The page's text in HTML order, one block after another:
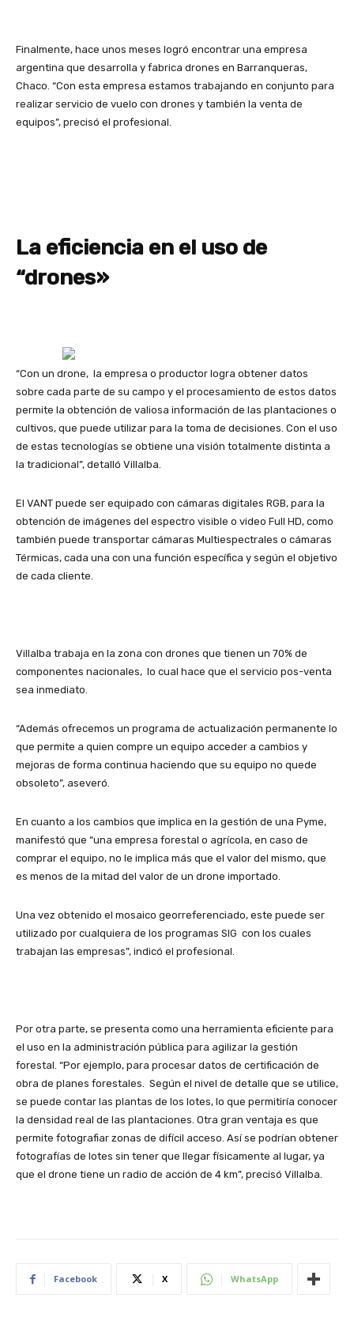
Finalmente, hace unos meses logró encontrar una empresa
argentina que desarrolla y fabrica drones en Barranqueras,
Chaco. “Con esta empresa estamos trabajando en conjunto para
realizar servicio de vuelo con drones y también la venta de
equipos”, precisó el profesional.
La eficiencia en el uso de
“drones»
“Con un drone, la empresa o productor logra obtener datos
sobre cada parte de su campo y el procesamiento de estos datos
permite la obtención de valiosa información de las plantaciones o
cultivos, que puede utilizar para la toma de decisiones. Con el uso
de estas tecnologías se obtiene una visión totalmente distinta a
la tradicional”, detalló Villalba.
El VANT puede ser equipado con cámaras digitales RGB, para la
obtención de imágenes del espectro visible o video Full HD, como
también puede transportar cámaras Multiespectrales o cámaras
Térmicas, cada una con una función específica y según el objetivo
de cada cliente.
Villalba trabaja en la zona con drones que tienen un 70% de
componentes nacionales, lo cual hace que el servicio pos-venta
sea inmediato.
“Además ofrecemos un programa de actualización permanente lo
que permite a quien compre un equipo acceder a cambios y
mejoras de forma continua haciendo que su equipo no quede
obsoleto”, aseveró.
En cuanto a los cambios que implica en la gestión de una Pyme,
manifestó que “una empresa forestal o agrícola, en caso de
comprar el equipo, no le implica más que el valor del mismo, que
es menos de la mitad del valor de un drone importado.
Una vez obtenido el mosaico georreferenciado, este puede ser
utilizado por cualquiera de los programas SIG con los cuales
trabajan las empresas”, indicó el profesional.
Por otra parte, se presenta como una herramienta eficiente para
el uso en la administración pública para agilizar la gestión
forestal. “Por ejemplo, para procesar datos de certificación de
obra de planes forestales. Según el nivel de detalle que se utilice,
se puede contar las plantas de los lotes, lo que permitiría conocer
la densidad real de las plantaciones. Otra gran ventaja es que
permite fotografiar zonas de difícil acceso. Así se podrían obtener
fotografías de lotes sin tener que llegar físicamente al lugar, ya
que el drone tiene un radio de acción de 4 km”, precisó Villalba.
Facebook X WhatsApp